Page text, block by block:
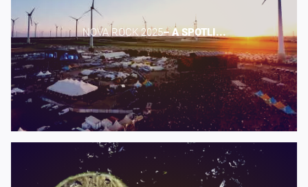
NOVA ROCK 2025​– A SPOTLI...